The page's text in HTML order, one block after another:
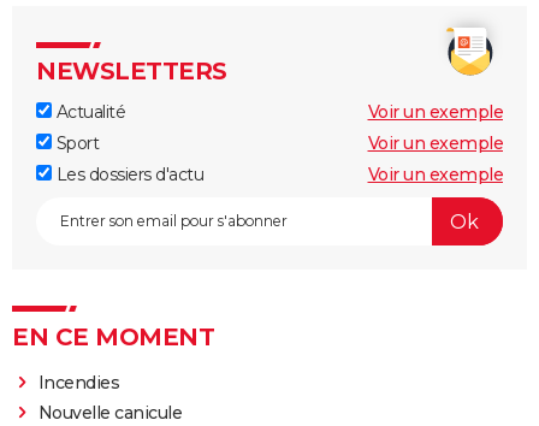
NEWSLETTERS
Actualité
Voir un exemple
Sport
Voir un exemple
Les dossiers d'actu
Voir un exemple
EN CE MOMENT
Incendies
Nouvelle canicule